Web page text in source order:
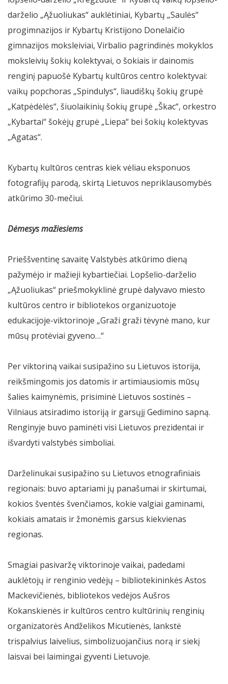
darželio „Ąžuoliukas“ auklėtiniai, Kybartų „Saulės“
progimnazijos ir Kybartų Kristijono Donelaičio
gimnazijos moksleiviai, Virbalio pagrindinės mokyklos
moksleivių šokių kolektyvai, o šokiais ir dainomis
renginį papuošė Kybartų kultūros centro kolektyvai:
vaikų popchoras „Spindulys“, liaudiškų šokių grupė
„Katpėdėlės“, šiuolaikinių šokių grupė „Škac“, orkestro
„Kybartai“ šokėjų grupė „Liepa“ bei šokių kolektyvas
„Agatas“.
Kybartų kultūros centras kiek vėliau eksponuos
fotografijų parodą, skirtą Lietuvos nepriklausomybės
atkūrimo 30-mečiui.
Dėmesys mažiesiems
Prieššventinę savaitę Valstybės atkūrimo dieną
pažymėjo ir mažieji kybartiečiai. Lopšelio-darželio
„Ąžuoliukas“ priešmokyklinė grupė dalyvavo miesto
kultūros centro ir bibliotekos organizuotoje
edukacijoje-viktorinoje „Graži graži tėvynė mano, kur
mūsų protėviai gyveno…“
Per viktoriną vaikai susipažino su Lietuvos istorija,
reikšmingomis jos datomis ir artimiausiomis mūsų
šalies kaimynėmis, prisiminė Lietuvos sostinės –
Vilniaus atsiradimo istoriją ir garsųjį Gedimino sapną.
Renginyje buvo paminėti visi Lietuvos prezidentai ir
išvardyti valstybės simboliai.
Darželinukai susipažino su Lietuvos etnografiniais
regionais: buvo aptariami jų panašumai ir skirtumai,
kokios šventės švenčiamos, kokie valgiai gaminami,
kokiais amatais ir žmonėmis garsus kiekvienas
regionas.
Smagiai pasivaržę viktorinoje vaikai, padedami
auklėtojų ir renginio vedėjų – bibliotekininkės Astos
Mackevičienės, bibliotekos vedėjos Aušros
Kokanskienės ir kultūros centro kultūrinių renginių
organizatorės Andželikos Micutienės, lankstė
trispalvius laivelius, simbolizuojančius norą ir siekį
laisvai bei laimingai gyventi Lietuvoje.